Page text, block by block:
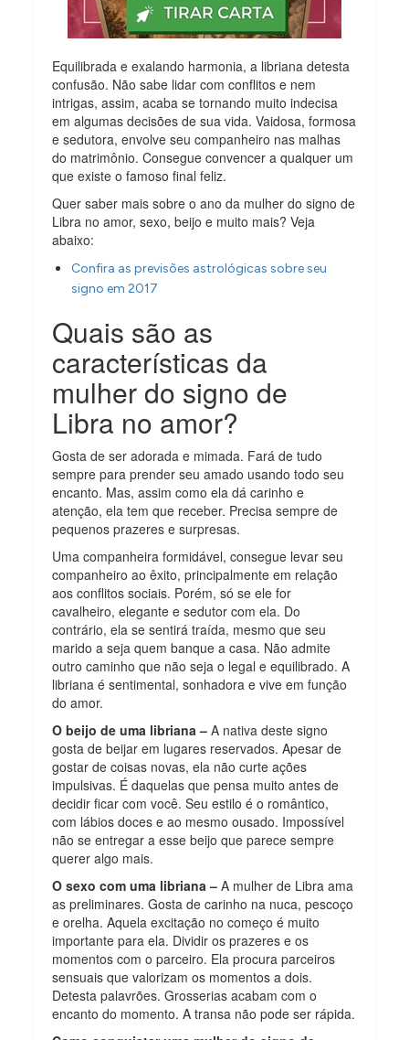
Equilibrada e exalando harmonia, a libriana detesta
confusão. Não sabe lidar com conflitos e nem
intrigas, assim, acaba se tornando muito indecisa
em algumas decisões de sua vida. Vaidosa, formosa
e sedutora, envolve seu companheiro nas malhas
do matrimônio. Consegue convencer a qualquer um
que existe o famoso final feliz.
Quer saber mais sobre o ano da mulher do signo de
Libra no amor, sexo, beijo e muito mais? Veja
abaixo:
Confira as previsões astrológicas sobre seu
signo em 2017
Quais são as
características da
mulher do signo de
Libra no amor?
Gosta de ser adorada e mimada. Fará de tudo
sempre para prender seu amado usando todo seu
encanto. Mas, assim como ela dá carinho e
atenção, ela tem que receber. Precisa sempre de
pequenos prazeres e surpresas.
Uma companheira formidável, consegue levar seu
companheiro ao êxito, principalmente em relação
aos conflitos sociais. Porém, só se ele for
cavalheiro, elegante e sedutor com ela. Do
contrário, ela se sentirá traída, mesmo que seu
marido a seja quem banque a casa. Não admite
outro caminho que não seja o legal e equilibrado. A
libriana é sentimental, sonhadora e vive em função
do amor.
O beijo de uma libriana – A nativa deste signo
gosta de beijar em lugares reservados. Apesar de
gostar de coisas novas, ela não curte ações
impulsivas. É daquelas que pensa muito antes de
decidir ficar com você. Seu estilo é o romântico,
com lábios doces e ao mesmo ousado. Impossível
não se entregar a esse beijo que parece sempre
querer algo mais.
O sexo com uma libriana –A mulher de Libra ama
as preliminares. Gosta de carinho na nuca, pescoço
e orelha. Aquela excitação no começo é muito
importante para ela. Dividir os prazeres e os
momentos com o parceiro. Ela procura parceiros
sensuais que valorizam os momentos a dois.
Detesta palavrões. Grosserias acabam com o
encanto do momento. A transa não pode ser rápida.